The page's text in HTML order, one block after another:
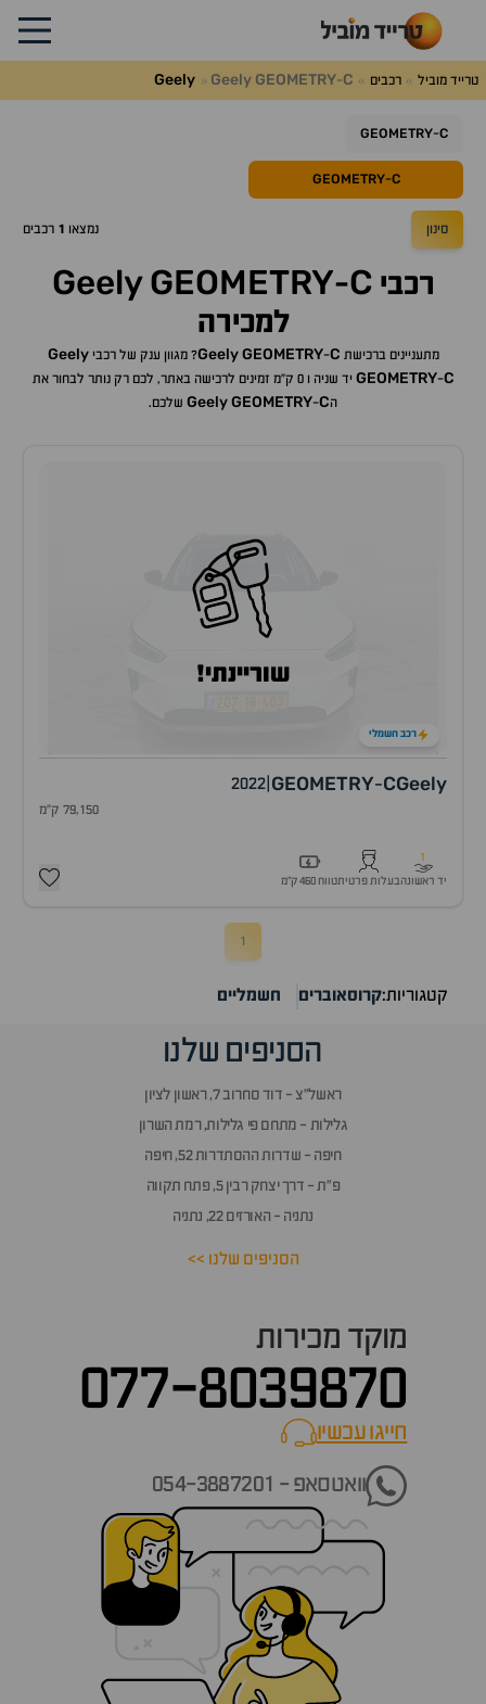
טרייד מוביל רכבים Geely Geely GEOMETRY-C
GEOMETRY-C
GEOMETRY-C
סינון נמצאו 1 רכבים
רכבי Geely GEOMETRY-C
למכירה
מתעניינים ברכישת Geely GEOMETRY-C ? מגוון ענק של רכביGeely
GEOMETRY-C
יד שניה ו 0 ק"מ זמינים לרכישה באתר, לכם רק נותר לבחור את
ה
GeelyGEOMETRY-C שלכם.
שוריינתי!
רכב חשמלי
Geely
GEOMETRY-C
2022
79,150 ק"מ
1
יד ראשונהבעלות פרטיתטווח 460 ק״מ
1
קטגוריות:קרוסאוברים חשמליים
הסניפים שלנו
ראשל״צ - דוד סחרוב 7, ראשון לציון
גלילות - מתחם פי גלילות, רמת השרון
חיפה - שדרות ההסתדרות 52, חיפה
פ״ת - דרך יצחק רבין 5, פתח תקווה
נתניה - האורזים 22, נתניה
הסניפים שלנו >>
מוקד מכירות
077-8039870
חייגו עכשיוcall now
וואטסאפ - 054-3887201